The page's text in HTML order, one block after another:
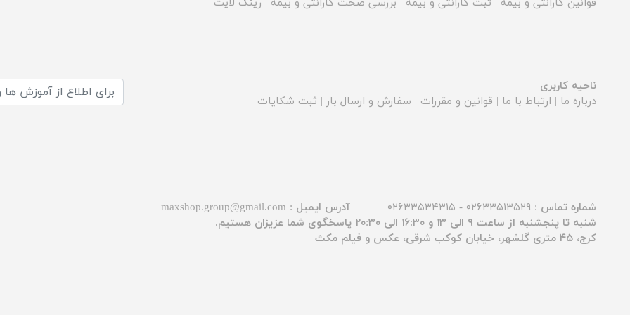
ناحیه کاربری
درباره ما | ارتباط با ما | قوانین و مقررات | سفارش و ارسال بار | ثبت شکایات
شماره تماس : ۰۲۶۳۳۵۱۳۵۲۹ - ۰۲۶۳۳۵۳۴۳۱۵ آدرس ایمیل : maxshop.group@gmail.com
شنبه تا پنجشنبه از ساعت ۹ الی ۱۳ و ۱۶:۳۰ الی ۲۰:۳۰ پاسخگوی شما عزیزان هستیم.
کرج، ۴۵ متری گلشهر، خیابان کوکب شرقی، عکس و فیلم مکث